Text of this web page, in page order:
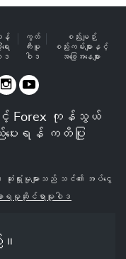
န့်
ေး
ဒ
ကွတ်
ကီးမူ
ဝါဒ
စည်းမျဉ်း
စည်းကမ်းများနှင့်
အခြေအနေများ
Forex ကုန်သွယ်
ပေးရန် ကတိပြု
းရှုံးမှုများသည် သင်၏ အပ်ငွေ
းရမှုဆိုင်ရာမူဝါဒ
။